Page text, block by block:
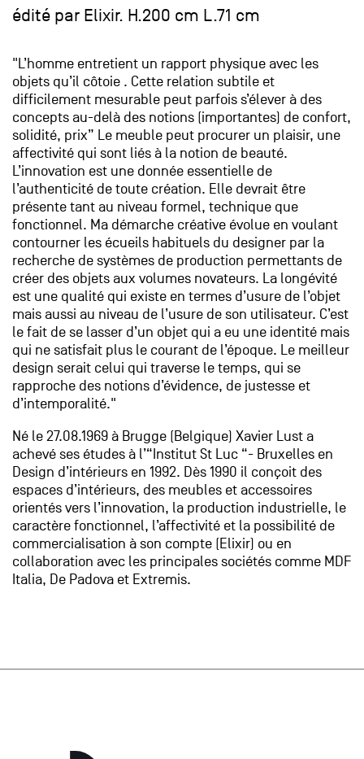
édité par Elixir. H.200 cm L.71 cm
"L’homme entretient un rapport physique avec les
objets qu’il côtoie . Cette relation subtile et
difficilement mesurable peut parfois s’élever à des
concepts au-delà des notions (importantes) de confort,
solidité, prix” Le meuble peut procurer un plaisir, une
affectivité qui sont liés à la notion de beauté.
L’innovation est une donnée essentielle de
l’authenticité de toute création. Elle devrait être
présente tant au niveau formel, technique que
fonctionnel. Ma démarche créative évolue en voulant
contourner les écueils habituels du designer par la
recherche de systèmes de production permettants de
créer des objets aux volumes novateurs. La longévité
est une qualité qui existe en termes d’usure de l’objet
mais aussi au niveau de l’usure de son utilisateur. C’est
le fait de se lasser d’un objet qui a eu une identité mais
qui ne satisfait plus le courant de l’époque. Le meilleur
design serait celui qui traverse le temps, qui se
rapproche des notions d’évidence, de justesse et
d’intemporalité."
Né le 27.08.1969 à Brugge (Belgique) Xavier Lust a
achevé ses études à l’“Institut St Luc “- Bruxelles en
Design d’intérieurs en 1992. Dès 1990 il conçoit des
espaces d’intérieurs, des meubles et accessoires
orientés vers l’innovation, la production industrielle, le
caractère fonctionnel, l’affectivité et la possibilité de
commercialisation à son compte (Elixir) ou en
collaboration avec les principales sociétés comme MDF
Italia, De Padova et Extremis.